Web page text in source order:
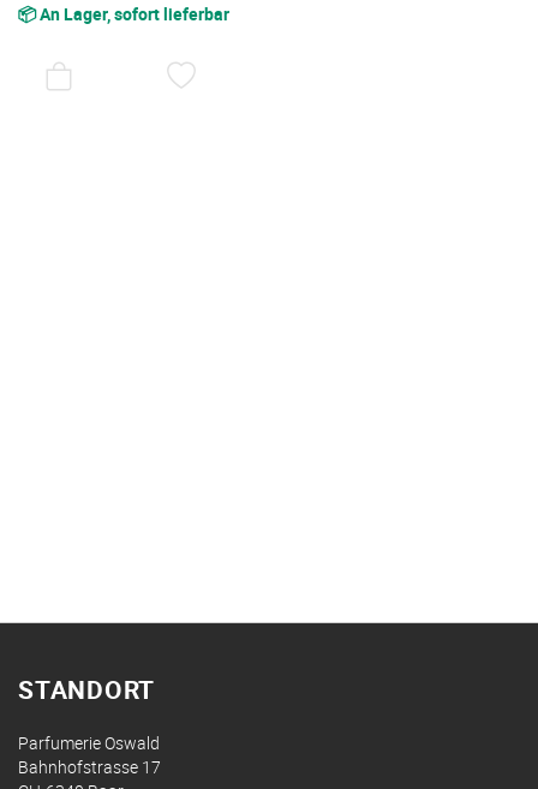
📦 An Lager, sofort lieferbar
STANDORT
Parfumerie Oswald
Bahnhofstrasse 17